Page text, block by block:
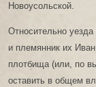
Новоусольской.
Относительно
и племянник их
плотбища (или, по
оставить в общем